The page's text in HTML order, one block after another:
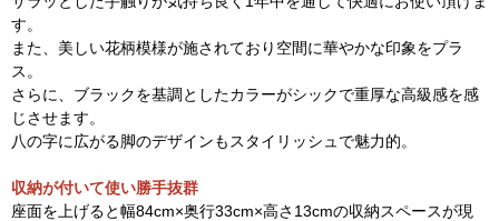
す。
また、美しい花柄模様が施されており空間に華やかな印象をプラ
ス。
さらに、ブラックを基調としたカラーがシックで重厚な高級感を感
じさせます。
八の字に広がる脚のデザインもスタイリッシュで魅力的。
収納が付いて使い勝手抜群
座面を上げると幅84cm×奥行33cm×高さ13cmの収納スペースが現